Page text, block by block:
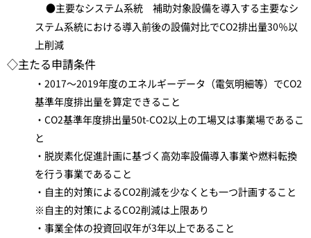
●主要なシステム系統 補助対象設備を導入する主要なシ
ステム系統における導入前後の設備対比でCO2排出量30％以
上削減
◇主たる申請条件
・2017～2019年度のエネルギーデータ（電気明細等）でCO2
基準年度排出量を算定できること
・CO2基準年度排出量50t-CO2以上の工場又は事業場であるこ
と
・脱炭素化促進計画に基づく高効率設備導入事業や燃料転換
を行う事業であること
・自主的対策によるCO2削減を少なくとも一つ計画すること
※自主的対策によるCO2削減は上限あり
・事業全体の投資回収年が3年以上であること